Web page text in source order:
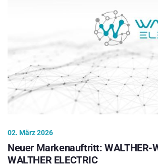
02. März 2026
Neuer Markenauftritt: WALTHER-
WALTHER ELECTRIC